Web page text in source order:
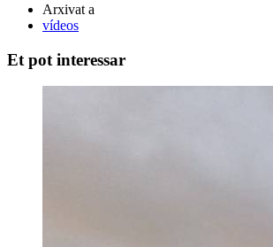
Arxivat a
vídeos
Et pot interessar